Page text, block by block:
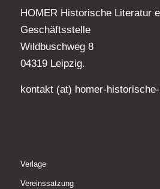
HOMER Historische Literatur
Geschäftsstelle
Wildbuschweg 8
04319 Leipzig.
kontakt (at) homer-
Verlage
Vereinssatzung